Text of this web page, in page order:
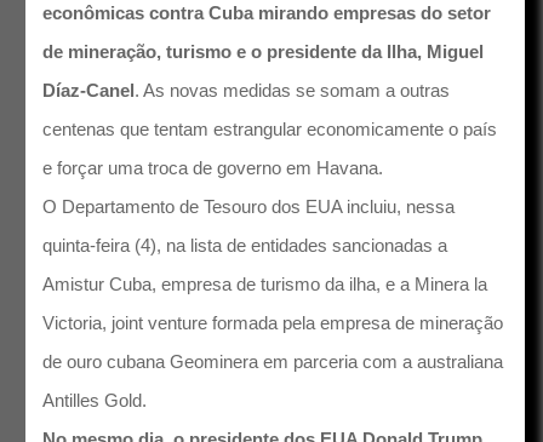
econômicas contra Cuba mirando empresas do setor
de mineração, turismo e o presidente da Ilha, Miguel
Díaz-Canel. As novas medidas se somam a outras
centenas que tentam estrangular economicamente o país
e forçar uma troca de governo em Havana.
O Departamento de Tesouro dos EUA incluiu, nessa
quinta-feira (4), na lista de entidades sancionadas a
Amistur Cuba, empresa de turismo da ilha, e a Minera la
Victoria, joint venture formada pela empresa de mineração
de ouro cubana Geominera em parceria com a australiana
Antilles Gold.